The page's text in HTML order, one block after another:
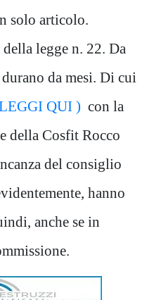
solo articolo.
legge n. 22. Da
da mesi. Di cui
QUI ) con la
della Cosfit Rocco
del consiglio
hanno
anche se in